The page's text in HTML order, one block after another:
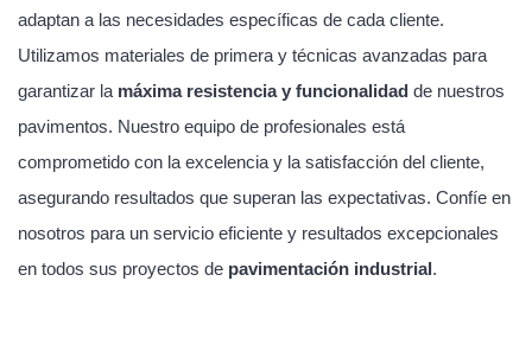
adaptan a las necesidades específicas de cada cliente.
Utilizamos materiales de primera y técnicas avanzadas para
garantizar la máxima resistencia y funcionalidad de nuestros
pavimentos. Nuestro equipo de profesionales está
comprometido con la excelencia y la satisfacción del cliente,
asegurando resultados que superan las expectativas. Confíe en
nosotros para un servicio eficiente y resultados excepcionales
en todos sus proyectos de pavimentación industrial.